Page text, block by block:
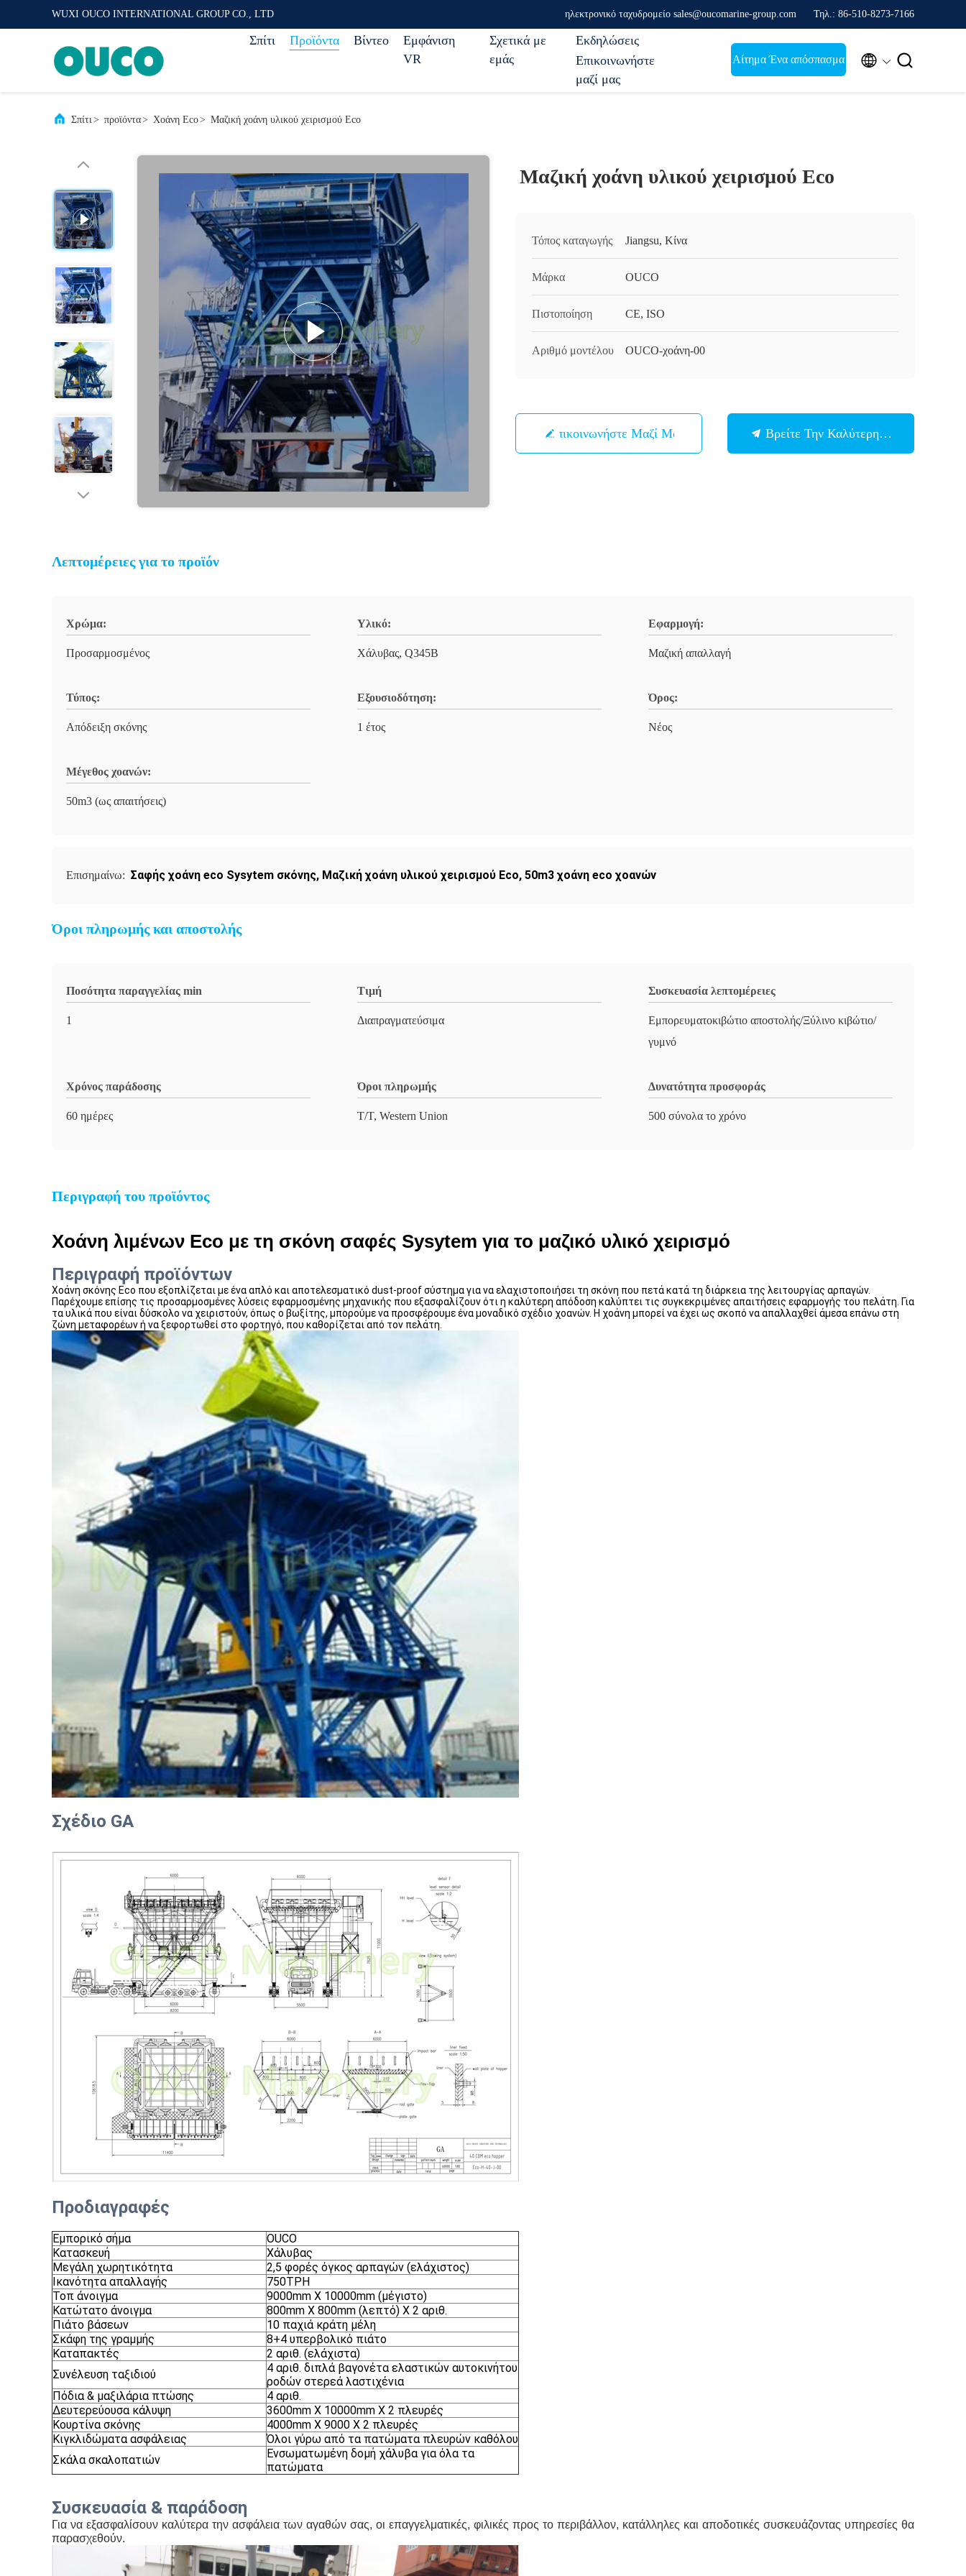
WUXI OUCO INTERNATIONAL GROUP CO., LTD ηλεκτρονικό ταχυδρομείο sales@oucomarine-group.com Τηλ.: 86-510-8273-7166
Σπίτι Προϊόντα Βίντεο
Εμφάνιση
VR
Σχετικά με
εμάς
Εκδηλώσεις
Επικοινωνήστε
μαζί μας
Αίτημα Ένα απόσπασμα  
Σπίτι> προϊόντα> Χοάνη Eco> Μαζική χοάνη υλικού χειρισμού Eco
Μαζική χοάνη υλικού χειρισμού Eco
Τόπος καταγωγής Jiangsu, Κίνα
Μάρκα OUCO
Πιστοποίηση CE, ISO
Αριθμό μοντέλου OUCO-χοάνη-00
Επικοινωνήστε Μαζί Μας Βρείτε Την Καλύτερη Τιμή
Λεπτομέρειες για το προϊόν
Χρώμα:
Προσαρμοσμένος
Υλικό:
Χάλυβας, Q345B
Εφαρμογή:
Μαζική απαλλαγή
Τύπος:
Απόδειξη σκόνης
Εξουσιοδότηση:
1 έτος
Όρος:
Νέος
Μέγεθος χοανών:
50m3 (ως απαιτήσεις)
Επισημαίνω: Σαφής χοάνη eco Sysytem σκόνης, Μαζική χοάνη υλικού χειρισμού Eco, 50m3 χοάνη eco χοανών
Όροι πληρωμής και αποστολής
Ποσότητα παραγγελίας min
1
Τιμή
Διαπραγματεύσιμα
Συσκευασία λεπτομέρειες
Εμπορευματοκιβώτιο αποστολής/Ξύλινο κιβώτιο/
γυμνό
Χρόνος παράδοσης
60 ημέρες
Όροι πληρωμής
T/T, Western Union
Δυνατότητα προσφοράς
500 σύνολα το χρόνο
Περιγραφή του προϊόντος
Χοάνη λιμένων Eco με τη σκόνη σαφές Sysytem για το μαζικό υλικό χειρισμό
Περιγραφή προϊόντων
Χοάνη σκόνης Eco που εξοπλίζεται με ένα απλό και αποτελεσματικό dust-proof σύστημα για να ελαχιστοποιήσει τη σκόνη που πετά κατά τη διάρκεια της λειτουργίας αρπαγών.
Παρέχουμε επίσης τις προσαρμοσμένες λύσεις εφαρμοσμένης μηχανικής που εξασφαλίζουν ότι η καλύτερη απόδοση καλύπτει τις συγκεκριμένες απαιτήσεις εφαρμογής του πελάτη. Για
τα υλικά που είναι δύσκολο να χειριστούν, όπως ο βωξίτης, μπορούμε να προσφέρουμε ένα μοναδικό σχέδιο χοανών. Η χοάνη μπορεί να έχει ως σκοπό να απαλλαχθεί άμεσα επάνω στη
ζώνη μεταφορέων ή να ξεφορτωθεί στο φορτηγό, που καθορίζεται από τον πελάτη.
Σχέδιο GA
Προδιαγραφές
Εμπορικό σήμα
OUCO
Κατασκευή
Χάλυβας
Μεγάλη χωρητικότητα
2,5 φορές όγκος αρπαγών (ελάχιστος)
Ικανότητα απαλλαγής
750TPH
Τοπ άνοιγμα
9000mm X 10000mm (μέγιστο)
Κατώτατο άνοιγμα
800mm X 800mm (λεπτό) Χ 2 αριθ.
Πιάτο βάσεων
10 παχιά κράτη μέλη
Σκάφη της γραμμής
8+4 υπερβολικό πιάτο
Καταπακτές
2 αριθ. (ελάχιστα)
Συνέλευση ταξιδιού
4 αριθ. διπλά βαγονέτα ελαστικών αυτοκινήτου
ροδών στερεά λαστιχένια
Πόδια & μαξιλάρια πτώσης
4 αριθ.
Δευτερεύουσα κάλυψη
3600mm X 10000mm X 2 πλευρές
Κουρτίνα σκόνης
4000mm X 9000 X 2 πλευρές
Κιγκλιδώματα ασφάλειας
Όλοι γύρω από τα πατώματα πλευρών καθόλου
Σκάλα σκαλοπατιών
Ενσωματωμένη δομή χάλυβα για όλα τα
πατώματα
Συσκευασία & παράδοση
Για να εξασφαλίσουν καλύτερα την ασφάλεια των αγαθών σας, οι επαγγελματικές, φιλικές προς το περιβάλλον, κατάλληλες και αποδοτικές συσκευάζοντας υπηρεσίες θα
παρασχεθούν.